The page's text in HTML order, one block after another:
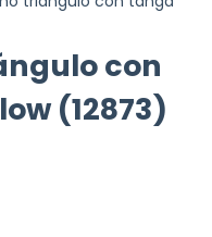
con
(12873)